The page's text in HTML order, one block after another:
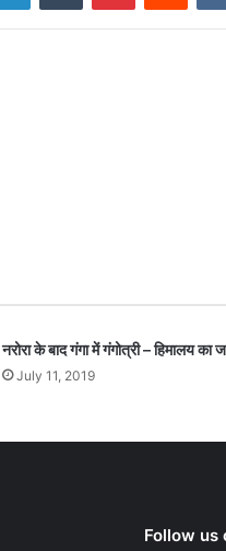
नरोरा के बाद गंगा में गंगोत्री – हिमालय का
July 11, 2019
Follow us